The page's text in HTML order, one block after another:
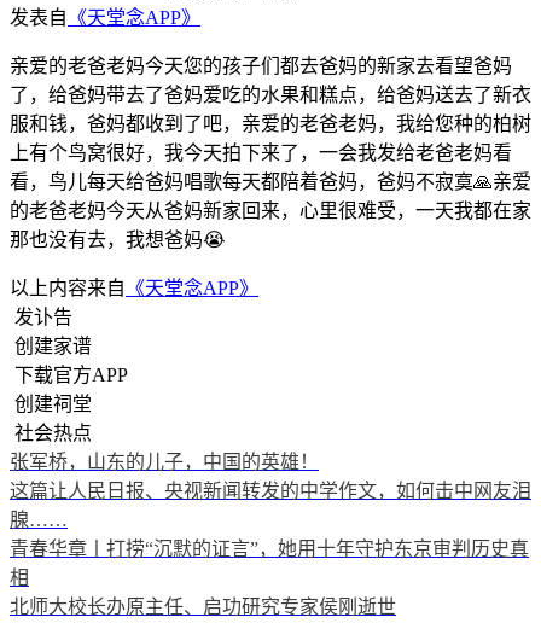
发表自 《天堂念APP》
亲爱的老爸老妈今天您的孩子们都去爸妈的新家去看望爸妈
了，给爸妈带去了爸妈爱吃的水果和糕点，给爸妈送去了新衣
服和钱，爸妈都收到了吧，亲爱的老爸老妈，我给您种的柏树
上有个鸟窝很好，我今天拍下来了，一会我发给老爸老妈看
看，鸟儿每天给爸妈唱歌每天都陪着爸妈，爸妈不寂寞🙏亲爱
的老爸老妈今天从爸妈新家回来，心里很难受，一天我都在家
那也没有去，我想爸妈😭
以上内容来自 《天堂念APP》
发讣告
创建家谱
下载官方APP
创建祠堂
社会热点
张军桥，山东的儿子，中国的英雄！
这篇让人民日报、央视新闻转发的中学作文，如何击中网友泪
腺……
青春华章丨打捞“沉默的证言”，她用十年守护东京审判历史真
相
北师大校长办原主任、启功研究专家侯刚逝世